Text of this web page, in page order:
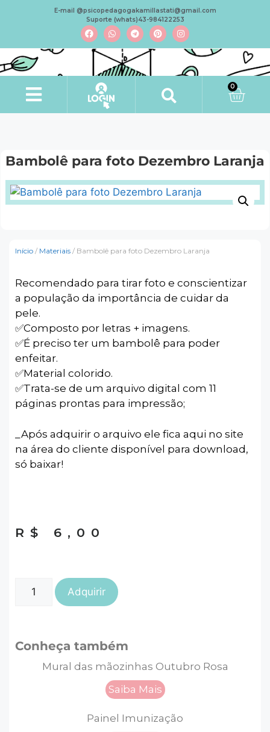
E-mail @psicopedagogakamillastati@gmail.com
Suporte (whats)43-984122253
0
Bambolê para foto Dezembro Laranja
Início / Materiais / Bambolê para foto Dezembro Laranja
Recomendado para tirar foto e conscientizar
a população da importância de cuidar da
pele.
✅️Composto por letras + imagens.
✅️É preciso ter um bambolê para poder
enfeitar.
✅️Material colorido.
✅️Trata-se de um arquivo digital com 11
páginas prontas para impressão;
_Após adquirir o arquivo ele fica aqui no site
na área do cliente disponível para download,
só baixar!
R$ 6,00
Adquirir
Conheça também
Mural das mãozinhas Outubro Rosa
Saiba Mais
Painel Imunização